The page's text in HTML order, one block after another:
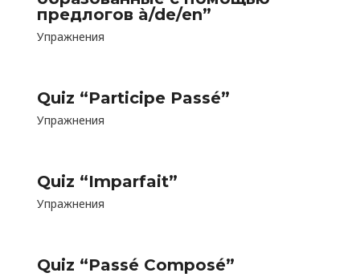
предлогов à/de/en”
Упражнения
Quiz “Participe Passé”
Упражнения
Quiz “Imparfait”
Упражнения
Quiz “Passé Composé”